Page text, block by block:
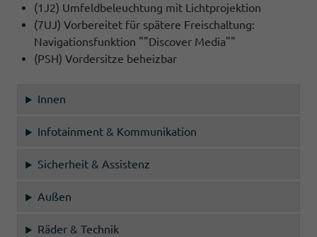
(1J2) Umfeldbeleuchtung mit Lichtprojektion
(7UJ) Vorbereitet für spätere Freischaltung:
Navigationsfunktion ""Discover Media""
(PSH) Vordersitze beheizbar
Innen
Infotainment & Kommunikation
Sicherheit & Assistenz
Außen
Räder & Technik